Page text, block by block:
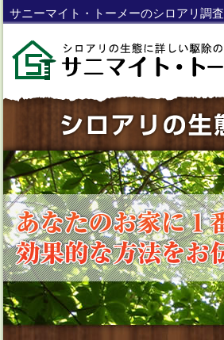
サニーマイト・トーメーのシロアリ調査